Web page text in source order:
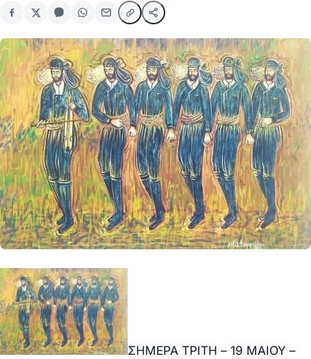
ΣΗΜΕΡΑ ΤΡΙΤΗ – 19 ΜΑΙΟΥ –